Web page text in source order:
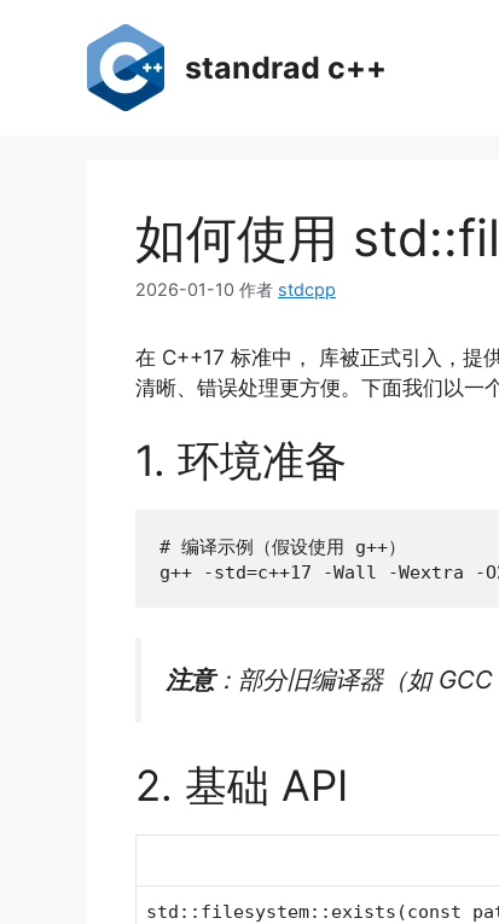
standrad c++
如何使用
2026-01-10 作者 stdcpp
在 C++17 标准中， 库被正式引入，提
清晰、错误处理更方便。下面我们以一
1. 环境准备
# 编译示例（假设使用 g++）
g++ -std=c++17 -Wall -Wextra -
注意：部分旧编译器（如
2. 基础 API
std::filesystem::exists(const